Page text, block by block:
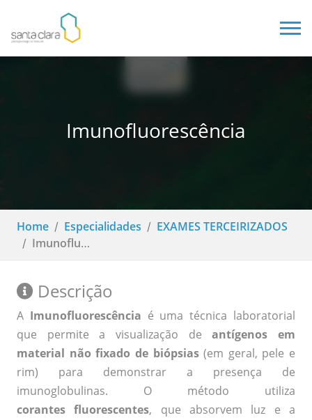
Imunofluorescência
Home Especialidades
EXAMES TERCEIRIZADOS
Imunofluorescência
Descrição
A Imunofluorescência é uma técnica laboratorial
que permite a visualização deantígenos em
material não fixado de biópsias(em geral, pele e
rim) para demonstrar a presença de
imunoglobulinas. O método utiliza
corantes fluorescentes, que absorvem luz e a